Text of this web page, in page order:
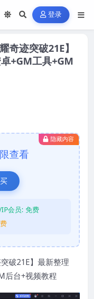
登录
奇迹突破21E】
+GM工具+GM
隐藏内容
查看
会员: 免费
破21E】最新整理
后台+视频教程